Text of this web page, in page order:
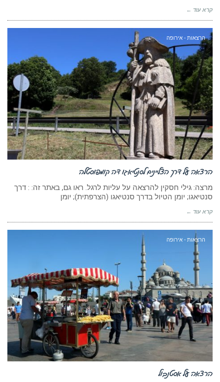
קרא עוד ←
הרצאות - אירופה
הרצאה על דרך הצליינים לסנטיאגו דה קומפוסטלה
מרצה: גילי חסקין להרצאה על עליות לרגל. ראו גם, באתר זה: : דרך
סנטיאגו; יומן הטיול בדרך סנטיאגו (הצרפתית); יומן
קרא עוד ←
הרצאות - אירופה
הרצאה על אסטנבול